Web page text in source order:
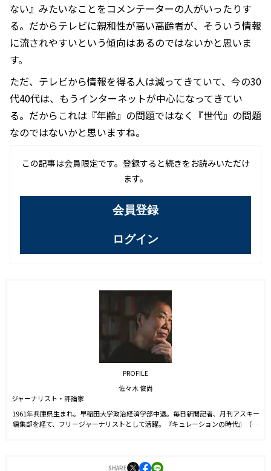
ない』みたいなことをコメンテーターの人がいったりす
る。だからテレビに親和性が高い高齢者が、そういう情報
に流されやすいという傾向はあるのではないかと思いま
す。
ただ、テレビから情報を得る人は減ってきていて、今の30
代40代は、もうインターネットが中心になってきてい
る。だからこれは『年齢』の問題ではなく『世代』の問題
なのではないかと思いますね。
この記事は会員限定です。登録すると続きをお読みいただけ
ます。
会員登録
ログイン
PROFILE
佐々木 俊尚
ジャーナリスト・評論家
1961年兵庫県生まれ。早稲田大学政治経済学部中退。毎日新聞記者、月刊アスキー
編集部を経て、フリージャーナリストとして活躍。『キュレーションの時代』（ち
SHARE